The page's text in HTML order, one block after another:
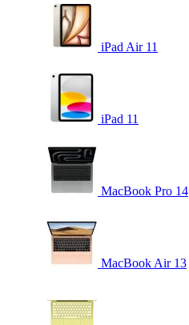
iPad Air 11
iPad 11
MacBook Pro 14
MacBook Air 13